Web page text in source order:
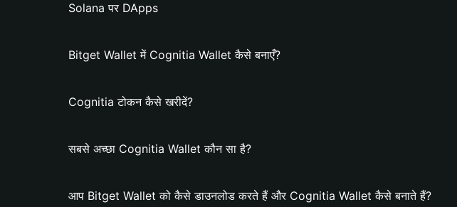
Solana पर DApps
Bitget Wallet में Cognitia Wallet कैसे बनाएँ?
Cognitia टोकन कैसे खरीदें?
सबसे अच्छा Cognitia Wallet कौन सा है?
आप Bitget Wallet को कैसे डाउनलोड करते हैं और Cognitia Wallet कैसे बनाते हैं?